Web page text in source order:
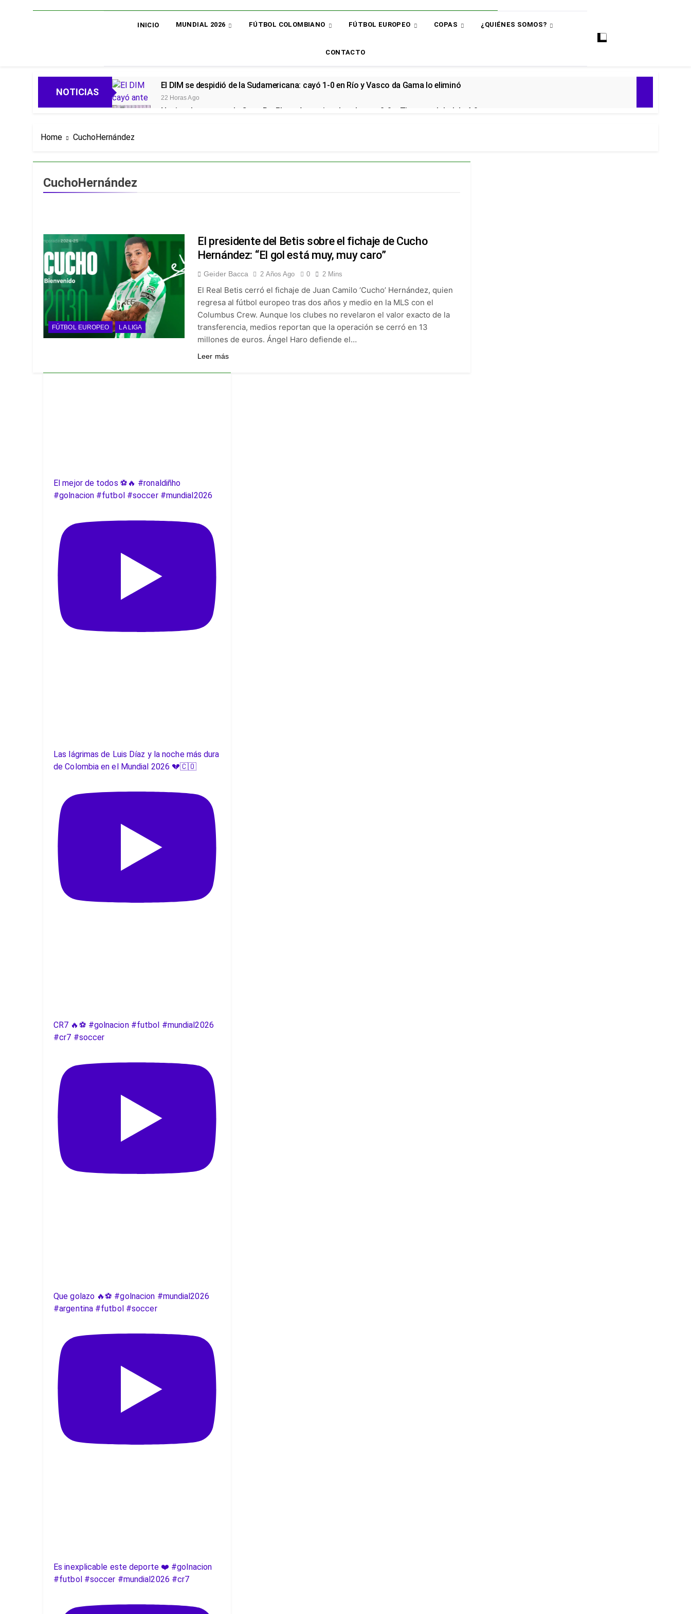
INICIO MUNDIAL 2026 FÚTBOL COLOMBIANO FÚTBOL EUROPEO COPAS ¿QUIÉNES SOMOS?
CONTACTO
NOTICIAS
El DIM se despidió de la Sudamericana: cayó 1-0 en Río y Vasco da Gama lo eliminó
22 Horas Ago
Nacional avanza en la Copa BetPlay y Armani vuelve al arco: 2-0 a Tigres y global de 4-0
Piero Hincapié, oficial en el Arsenal: el sudamericano se queda en el campeón de la Premier
¡A semifinales! La Selección Colombia Femenina goleó 3-0 a Puerto Rico en los Juegos Centroamericanos
¡Recital escarlata! América goleó 7-0 a Boyacá Chicó y es líder de la Liga BetPlay
5 Días Ago
Vuelve la Premier League: arranca el 21 de agosto con el Arsenal campeón abriendo ante el Coventry
5 Días Ago
Escándalo en Montería: el debut de Nacional se suspendió por disturbios cuando ganaba 3-0 a Jaguares
Home CuchoHernández
CuchoHernández
FÚTBOL EUROPEO LA LIGA
El presidente del Betis sobre el fichaje de Cucho
Hernández: “El gol está muy, muy caro”
Geider Bacca 2 Años Ago 0 2 Mins
El Real Betis cerró el fichaje de Juan Camilo ‘Cucho’ Hernández, quien
regresa al fútbol europeo tras dos años y medio en la MLS con el
Columbus Crew. Aunque los clubes no revelaron el valor exacto de la
transferencia, medios reportan que la operación se cerró en 13
millones de euros. Ángel Haro defiende el…
Leer más
El mejor de todos ⚽️🔥 #ronaldiñho
#golnacion #futbol #soccer #mundial2026
Las lágrimas de Luis Díaz y la noche más dura
de Colombia en el Mundial 2026 💔🇨🇴
CR7 🔥⚽️ #golnacion #futbol #mundial2026
#cr7 #soccer
Que golazo 🔥⚽️ #golnacion #mundial2026
#argentina #futbol #soccer
Es inexplicable este deporte ❤️ #golnacion
#futbol #soccer #mundial2026 #cr7